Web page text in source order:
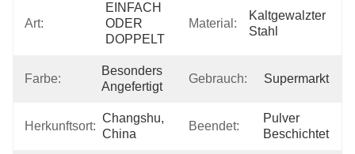
Art:
EINFACH
ODER
DOPPELT
Material:
Kaltgewalzter
Stahl
Farbe:
Besonders
Angefertigt
Gebrauch: Supermarkt
Herkunftsort:
Changshu,
China
Beendet:
Pulver
Beschichtet